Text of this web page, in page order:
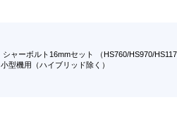
シャーボルト16mmセット （HS760/HS970/
小型機用（ハイブリッド除く）